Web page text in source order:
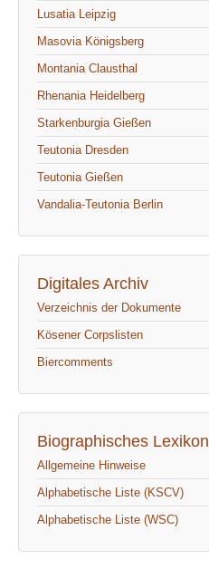
Lusatia Leipzig
Masovia Königsberg
Montania Clausthal
Rhenania Heidelberg
Starkenburgia Gießen
Teutonia Dresden
Teutonia Gießen
Vandalia-Teutonia Berlin
Digitales Archiv
Verzeichnis der Dokumente
Kösener Corpslisten
Biercomments
Biographisches Lexikon
Allgemeine Hinweise
Alphabetische Liste (KSCV)
Alphabetische Liste (WSC)